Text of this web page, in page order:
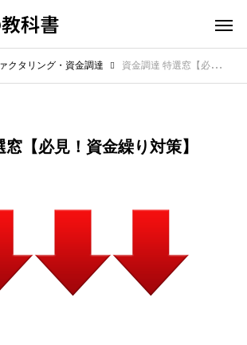
科書
クタリング・資金調達 資金調達 特選窓【必見！資金繰り対策】
【必見！資金繰り対策】